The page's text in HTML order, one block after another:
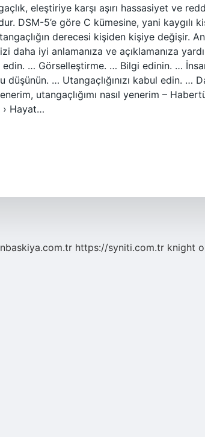
eleştiriye karşı aşırı hassasiyet ve
DSM-5’e göre C kümesine, yani kaygılı
derecesi kişiden kişiye değişir.
daha iyi anlamanıza ve açıklamanıza
… Görselleştirme. … Bilgi edinin. …
düşünün. … Utangaçlığınızı kabul edin. …
utangaçlığımı nasıl yenerim –
Hayat…
https://syniti.com.tr knight